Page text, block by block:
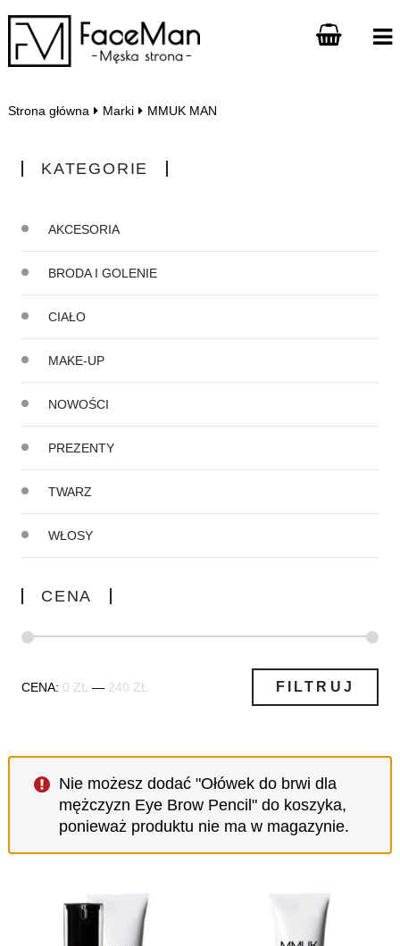
Strona główna Marki MMUK MAN
KATEGORIE
AKCESORIA
BRODA I GOLENIE
CIAŁO
MAKE-UP
NOWOŚCI
PREZENTY
TWARZ
WŁOSY
CENA
Cena
Cena FILTRUJ
CENA: 0 ZŁ — 240 ZŁ
Nie możesz dodać "Ołówek do brwi dla
mężczyzn Eye Brow Pencil" do koszyka,
ponieważ produktu nie ma w magazynie.